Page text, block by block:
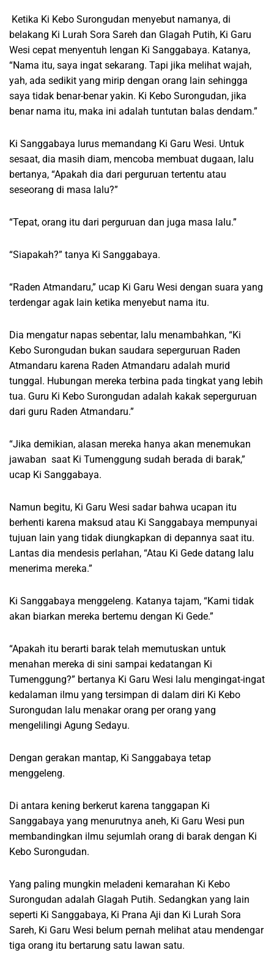
Ketika Ki Kebo Surongudan menyebut namanya, di
belakang Ki Lurah Sora Sareh dan Glagah Putih, Ki Garu
Wesi cepat menyentuh lengan Ki Sanggabaya. Katanya,
“Nama itu, saya ingat sekarang. Tapi jika melihat wajah,
yah, ada sedikit yang mirip dengan orang lain sehingga
saya tidak benar-benar yakin. Ki Kebo Surongudan, jika
benar nama itu, maka ini adalah tuntutan balas dendam.”
Ki Sanggabaya lurus memandang Ki Garu Wesi. Untuk
sesaat, dia masih diam, mencoba membuat dugaan, lalu
bertanya, “Apakah dia dari perguruan tertentu atau
seseorang di masa lalu?”
“Tepat, orang itu dari perguruan dan juga masa lalu.”
“Siapakah?” tanya Ki Sanggabaya.
“Raden Atmandaru,” ucap Ki Garu Wesi dengan suara yang
terdengar agak lain ketika menyebut nama itu.
Dia mengatur napas sebentar, lalu menambahkan, “Ki
Kebo Surongudan bukan saudara seperguruan Raden
Atmandaru karena Raden Atmandaru adalah murid
tunggal. Hubungan mereka terbina pada tingkat yang lebih
tua. Guru Ki Kebo Surongudan adalah kakak seperguruan
dari guru Raden Atmandaru.”
“Jika demikian, alasan mereka hanya akan menemukan
jawaban saat Ki Tumenggung sudah berada di barak,”
ucap Ki Sanggabaya.
Namun begitu, Ki Garu Wesi sadar bahwa ucapan itu
berhenti karena maksud atau Ki Sanggabaya mempunyai
tujuan lain yang tidak diungkapkan di depannya saat itu.
Lantas dia mendesis perlahan, “Atau Ki Gede datang lalu
menerima mereka.”
Ki Sanggabaya menggeleng. Katanya tajam, “Kami tidak
akan biarkan mereka bertemu dengan Ki Gede.”
“Apakah itu berarti barak telah memutuskan untuk
menahan mereka di sini sampai kedatangan Ki
Tumenggung?” bertanya Ki Garu Wesi lalu mengingat-ingat
kedalaman ilmu yang tersimpan di dalam diri Ki Kebo
Surongudan lalu menakar orang per orang yang
mengelilingi Agung Sedayu.
Dengan gerakan mantap, Ki Sanggabaya tetap
menggeleng.
Di antara kening berkerut karena tanggapan Ki
Sanggabaya yang menurutnya aneh, Ki Garu Wesi pun
membandingkan ilmu sejumlah orang di barak dengan Ki
Kebo Surongudan.
Yang paling mungkin meladeni kemarahan Ki Kebo
Surongudan adalah Glagah Putih. Sedangkan yang lain
seperti Ki Sanggabaya, Ki Prana Aji dan Ki Lurah Sora
Sareh, Ki Garu Wesi belum pernah melihat atau mendengar
tiga orang itu bertarung satu lawan satu.